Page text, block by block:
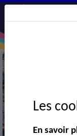
Les
En savoir